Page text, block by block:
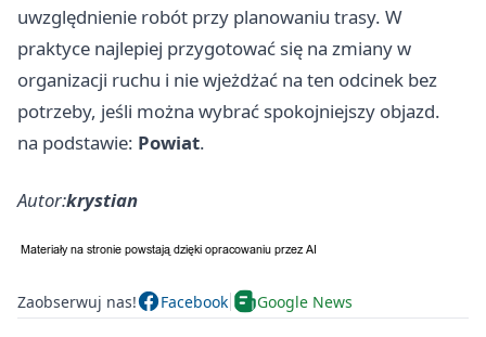
uwzględnienie robót przy planowaniu trasy. W
praktyce najlepiej przygotować się na zmiany w
organizacji ruchu i nie wjeżdżać na ten odcinek bez
potrzeby, jeśli można wybrać spokojniejszy objazd.
na podstawie: Powiat.
Autor:krystian
Zaobserwuj nas! Facebook Google News